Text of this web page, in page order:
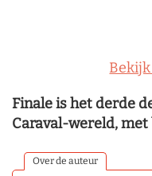
Finale is het derde
Caraval-wereld,
Over de auteur